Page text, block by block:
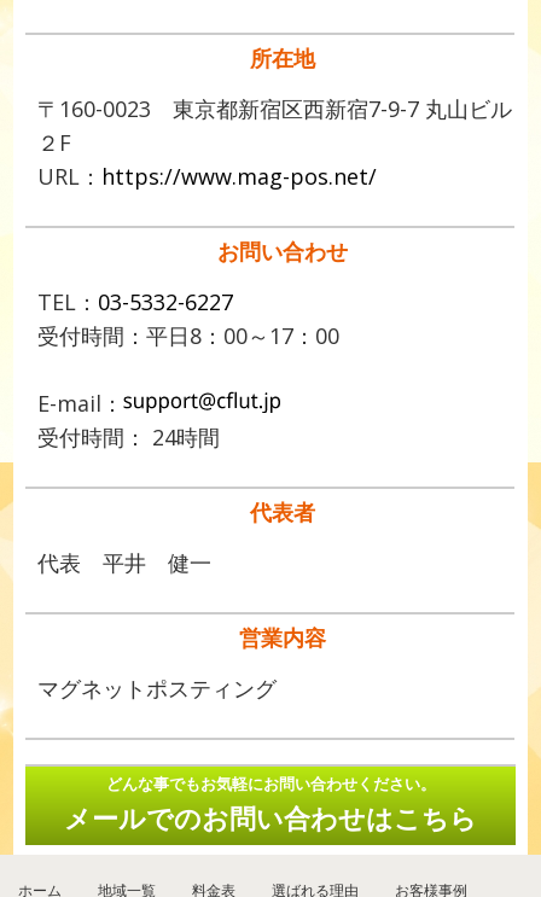
所在地
〒160-0023 東京都新宿区西新宿7-9-7 丸山ビル
２F
URL： https://www.mag-pos.net/
お問い合わせ
TEL： 03-5332-6227
受付時間：平日8：00～17：00
E-mail：
受付時間： 24時間
代表者
代表 平井 健一
営業内容
マグネットポスティング
どんな事でもお気軽にお問い合わせください。
メールでのお問い合わせはこちら
ホーム 地域一覧 料金表 選ばれる理由 お客様事例